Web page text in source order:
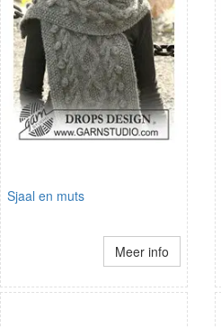
Sjaal en muts
Meer info